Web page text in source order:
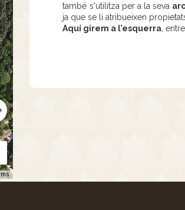
també s'utilitza per a la seva
ja que se li atribueixen
Aquí girem a l’esquerra ,